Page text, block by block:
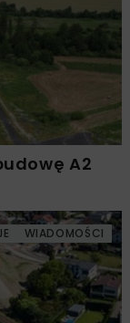
A2
WIADOMOŚCI